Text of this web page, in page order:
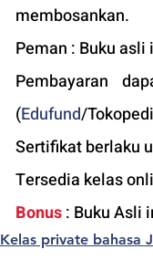
membosankan.
Peman : Buku
Pembayaran
(Edufund/
Sertifikat berlaku
Tersedia kelas
Bonus : Buku Asli
Kelas private bahasa